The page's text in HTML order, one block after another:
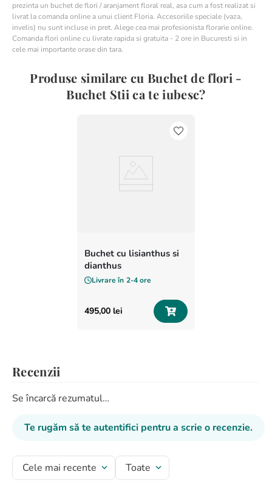
prezinta un buchet de flori / aranjament floral real, asa cum a fost realizat si
livrat la comanda online a unui client Floria. Accesoriile speciale (vaza,
invelis) nu sunt incluse in pret. Alege cea mai profesionista florarie online.
Comanda flori online cu livrate rapida si gratuita - 2 ore in Bucuresti si in
cele mai importante orase din tara.
Produse similare cu Buchet de flori -
Buchet Stii ca te iubesc?
Buchet cu lisianthus si
dianthus
Livrare în 2-4 ore
495,00 lei
Recenzii
Se încarcă rezumatul…
Te rugăm să te autentifici pentru a scrie o recenzie.
Cele mai recente Toate